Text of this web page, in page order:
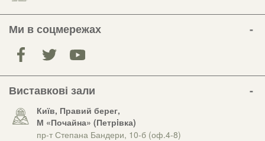
Ми в соцмережах
Виставкові зали
Київ, Правий берег,
М «Почайна» (Петрiвка)
пр-т Степана Бандери, 10-б (оф.4-8)